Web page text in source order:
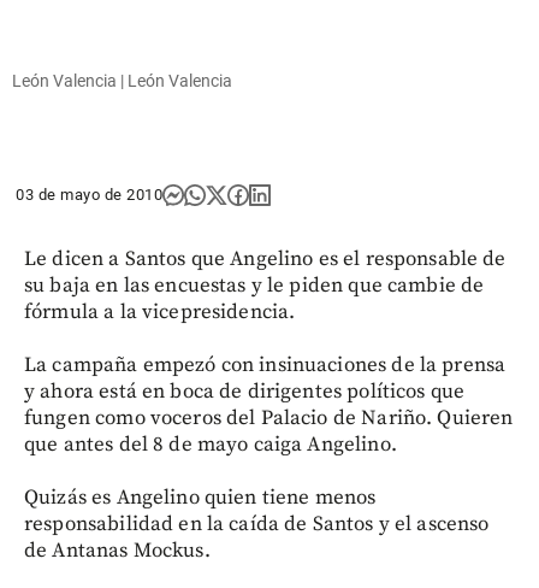
León Valencia | León Valencia
03 de mayo de 2010
Le dicen a Santos que Angelino es el responsable de
su baja en las encuestas y le piden que cambie de
fórmula a la vicepresidencia.
La campaña empezó con insinuaciones de la prensa
y ahora está en boca de dirigentes políticos que
fungen como voceros del Palacio de Nariño. Quieren
que antes del 8 de mayo caiga Angelino.
Quizás es Angelino quien tiene menos
responsabilidad en la caída de Santos y el ascenso
de Antanas Mockus.